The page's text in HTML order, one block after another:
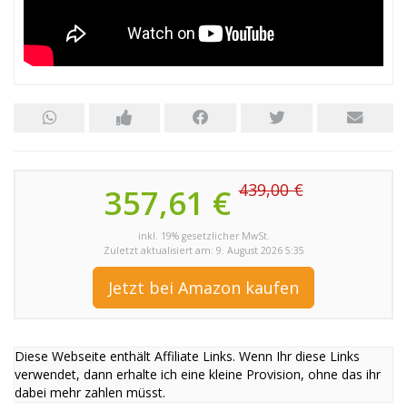
357,61 €439,00 €
inkl. 19% gesetzlicher MwSt.
Zuletzt aktualisiert am: 9. August 2026 5:35
Jetzt bei Amazon kaufen
Diese Webseite enthält Affiliate Links. Wenn Ihr diese Links
verwendet, dann erhalte ich eine kleine Provision, ohne das ihr
dabei mehr zahlen müsst.